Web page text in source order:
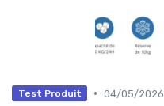
Test Produit • 04/05/2026